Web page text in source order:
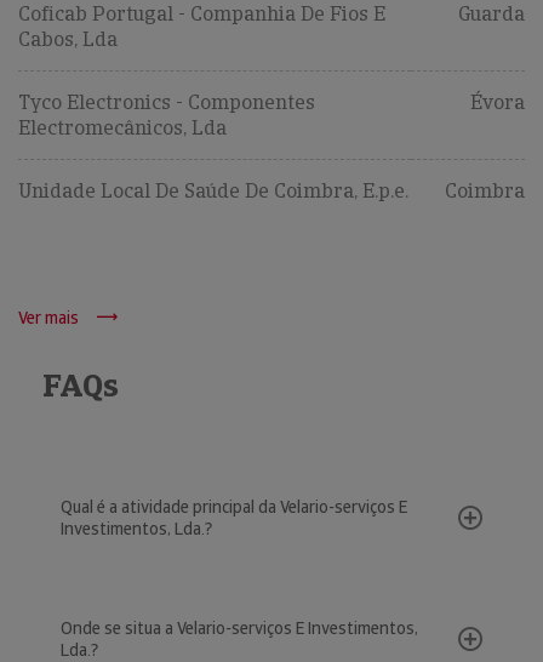
Coficab Portugal - Companhia De Fios E
Cabos, Lda
Guarda
Tyco Electronics - Componentes
Electromecânicos, Lda
Évora
Unidade Local De Saúde De Coimbra, E.p.e. Coimbra
Ver mais
FAQs
Qual é a atividade principal da Velario-serviços E
Investimentos, Lda.?
Onde se situa a Velario-serviços E Investimentos,
Lda.?